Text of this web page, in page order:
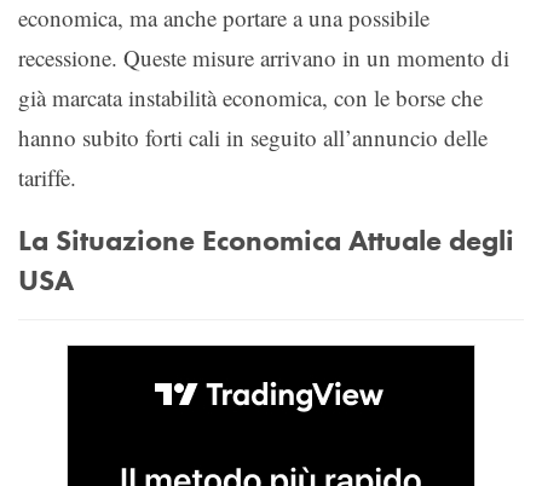
economica, ma anche portare a una possibile
recessione. Queste misure arrivano in un momento di
già marcata instabilità economica, con le borse che
hanno subito forti cali in seguito all’annuncio delle
tariffe.
La Situazione Economica Attuale degli
USA